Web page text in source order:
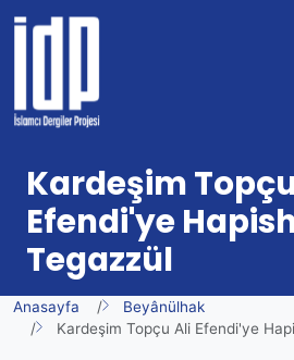
Kardeşim
Efendi'ye
Tegazzül
Anasayfa
Beyânülhak
Kardeşim Topçu Ali Efendi'ye